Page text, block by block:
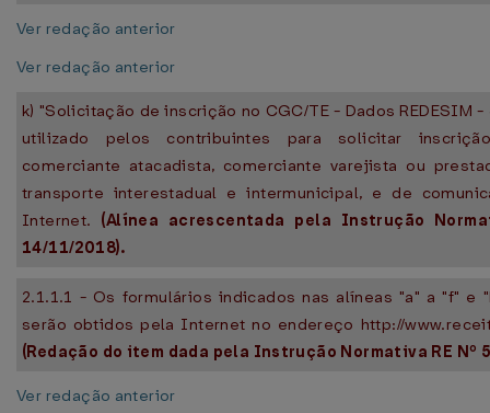
Ver redação anterior
Ver redação anterior
k) "Solicitação de inscrição no CGC/TE - Dados REDESIM
utilizado pelos contribuintes para solicitar
comerciante atacadista, comerciante varejista ou
transporte interestadual e intermunicipal, e de
Internet. (Alínea acrescentada pela Instrução
14/11/2018).
2.1.1.1 - Os formulários indicados nas alíneas "a" a "f" e
serão obtidos pela Internet no endereço http://
(Redação do item dada pela Instrução Normativa RE Nº
Ver redação anterior